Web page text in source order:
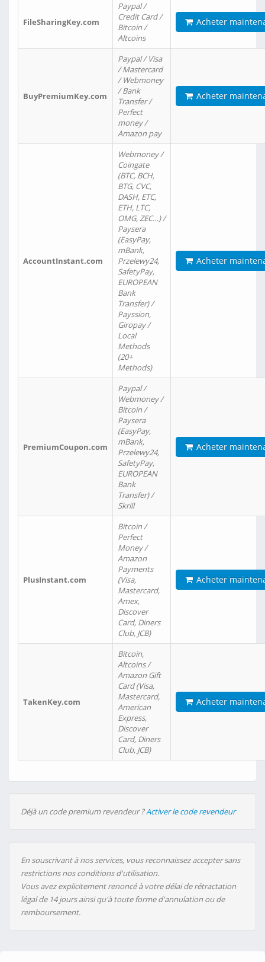
FileSharingKey.com
Paypal /
Credit Card /
Bitcoin /
Altcoins
Acheter
BuyPremiumKey.com
Paypal / Visa
/ Mastercard
/ Webmoney
/ Bank
Transfer /
Perfect
money /
Amazon pay
Acheter
AccountInstant.com
Webmoney /
Coingate
(BTC, BCH,
BTG, CVC,
DASH, ETC,
ETH, LTC,
OMG, ZEC…) /
Paysera
(EasyPay,
mBank,
Przelewy24,
SafetyPay,
EUROPEAN
Bank
Transfer) /
Payssion,
Giropay /
Local
Methods
(20+
Methods)
Acheter
PremiumCoupon.com
Paypal /
Webmoney /
Bitcoin /
Paysera
(EasyPay,
mBank,
Przelewy24,
SafetyPay,
EUROPEAN
Bank
Transfer) /
Skrill
Acheter
PlusInstant.com
Bitcoin /
Perfect
Money /
Amazon
Payments
(Visa,
Mastercard,
Amex,
Discover
Card, Diners
Club, JCB)
Acheter
TakenKey.com
Bitcoin,
Altcoins /
Amazon Gift
Card (Visa,
Mastercard,
American
Express,
Discover
Card, Diners
Club, JCB)
Acheter
Déjà un code premium revendeur ?Activer le code revendeur
En souscrivant à nos services, vous reconnaissez accepter sans
restrictions nos conditions d'utilisation.
Vous avez explicitement renoncé à votre délai de rétractation
légal de 14 jours ainsi qu'à toute forme d'annulation ou de
remboursement.